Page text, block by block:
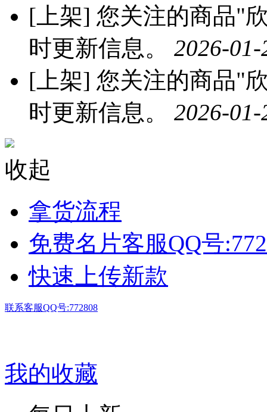
[上架] 您关注的商品"
时更新信息。 2026-
[上架] 您关注的商品"
时更新信息。 2026-
收起
拿货流程
免费名片客服QQ号
快速上传新款
联系客服QQ号:772808
我的收藏